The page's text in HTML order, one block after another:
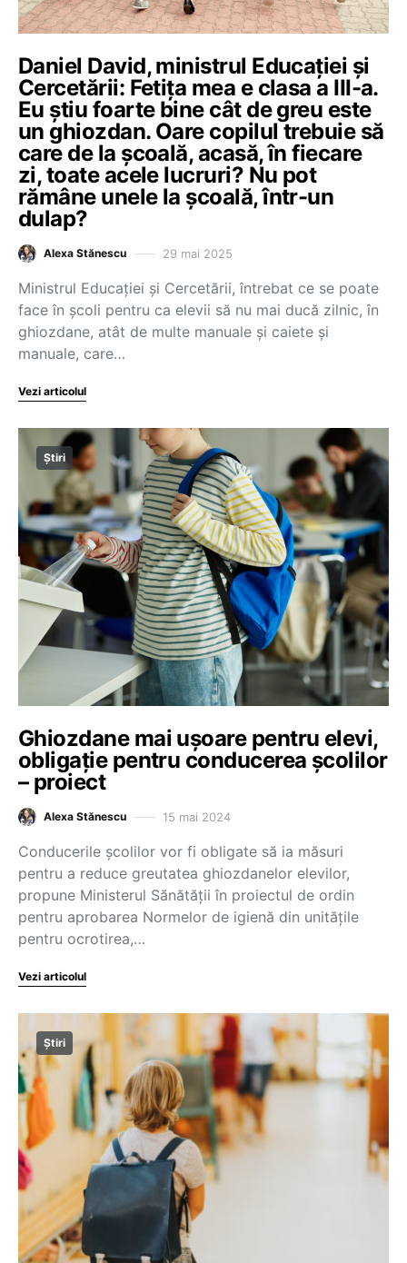
Daniel David, ministrul Educației și
Cercetării: Fetița mea e clasa a III-a.
Eu știu foarte bine cât de greu este
un ghiozdan. Oare copilul trebuie să
care de la școală, acasă, în fiecare
zi, toate acele lucruri? Nu pot
rămâne unele la școală, într-un
dulap?
Alexa Stănescu 29 mai 2025
Ministrul Educației și Cercetării, întrebat ce se poate
face în școli pentru ca elevii să nu mai ducă zilnic, în
ghiozdane, atât de multe manuale și caiete și
manuale, care…
Vezi articolul
Știri
Ghiozdane mai ușoare pentru elevi,
obligație pentru conducerea școlilor
– proiect
Alexa Stănescu 15 mai 2024
Conducerile școlilor vor fi obligate să ia măsuri
pentru a reduce greutatea ghiozdanelor elevilor,
propune Ministerul Sănătății în proiectul de ordin
pentru aprobarea Normelor de igienă din unităţile
pentru ocrotirea,…
Vezi articolul
Știri